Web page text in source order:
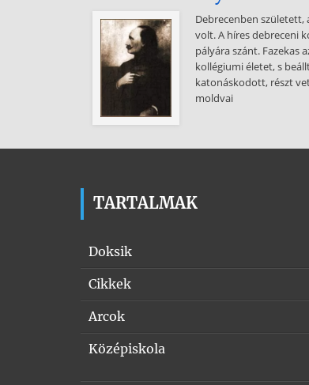
Debrecenben született,
volt. A híres debreceni
pályára szánt. Fazekas
kollégiumi életet, s
katonáskodott, részt
moldvai
TARTALMAK
Doksik
Cikkek
Arcok
Középiskola